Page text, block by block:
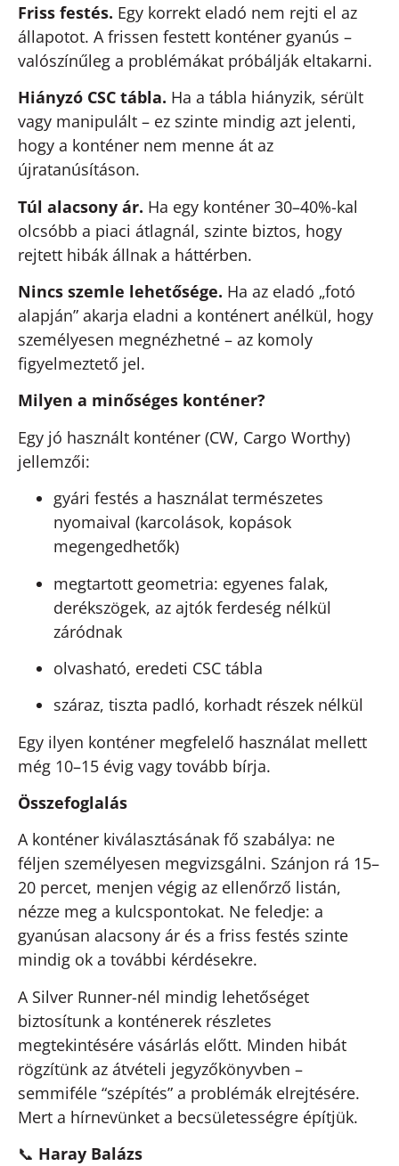
Friss festés. Egy korrekt eladó nem rejti el az
állapotot. A frissen festett konténer gyanús –
valószínűleg a problémákat próbálják eltakarni.
Hiányzó CSC tábla. Ha a tábla hiányzik, sérült
vagy manipulált – ez szinte mindig azt jelenti,
hogy a konténer nem menne át az
újratanúsításon.
Túl alacsony ár. Ha egy konténer 30–40%-kal
olcsóbb a piaci átlagnál, szinte biztos, hogy
rejtett hibák állnak a háttérben.
Nincs szemle lehetősége. Ha az eladó „fotó
alapján” akarja eladni a konténert anélkül, hogy
személyesen megnézhetné – az komoly
figyelmeztető jel.
Milyen a minőséges konténer?
Egy jó használt konténer (CW, Cargo Worthy)
jellemzői:
gyári festés a használat természetes
nyomaival (karcolások, kopások
megengedhetők)
megtartott geometria: egyenes falak,
derékszögek, az ajtók ferdeség nélkül
záródnak
olvasható, eredeti CSC tábla
száraz, tiszta padló, korhadt részek nélkül
Egy ilyen konténer megfelelő használat mellett
még 10–15 évig vagy tovább bírja.
Összefoglalás
A konténer kiválasztásának fő szabálya: ne
féljen személyesen megvizsgálni. Szánjon rá 15–
20 percet, menjen végig az ellenőrző listán,
nézze meg a kulcspontokat. Ne feledje: a
gyanúsan alacsony ár és a friss festés szinte
mindig ok a további kérdésekre.
A Silver Runner-nél mindig lehetőséget
biztosítunk a konténerek részletes
megtekintésére vásárlás előtt. Minden hibát
rögzítünk az átvételi jegyzőkönyvben –
semmiféle “szépítés” a problémák elrejtésére.
Mert a hírnevünket a becsületességre építjük.
📞 Haray Balázs